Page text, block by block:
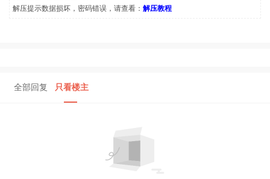
解压提示数据损坏，密码错误，请查看： 解压教程
全部回复 只看楼主